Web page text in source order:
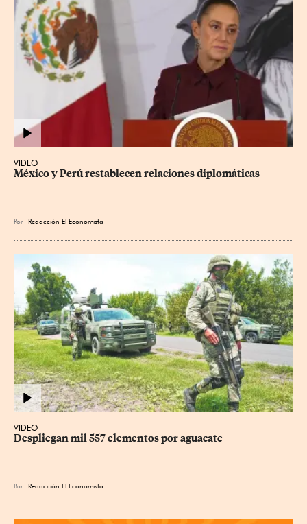
VIDEO
México y Perú restablecen relaciones diplomáticas
Por Redacción El Economista
VIDEO
Despliegan mil 557 elementos por aguacate
Por Redacción El Economista